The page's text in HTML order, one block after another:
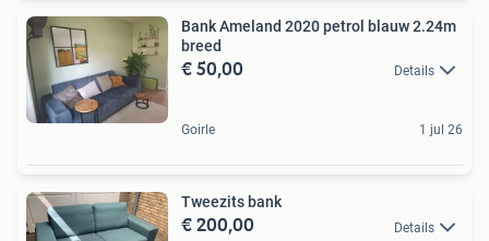
Bank Ameland 2020 petrol blauw 2.24m
breed
€ 50,00 Details
Goirle 1 jul 26
Tweezits bank
€ 200,00 Details